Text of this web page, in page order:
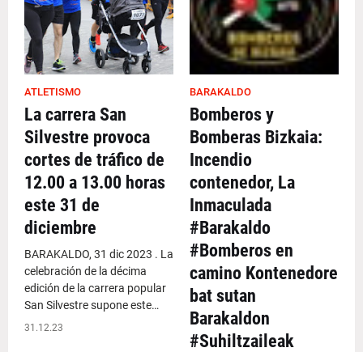
ATLETISMO
La carrera San
Silvestre provoca
cortes de tráfico de
12.00 a 13.00 horas
este 31 de
diciembre
BARAKALDO, 31 dic 2023 . La
celebración de la décima
edición de la carrera popular
San Silvestre supone este…
31.12.23
BARAKALDO
Bomberos y
Bomberas Bizkaia:
Incendio
contenedor, La
Inmaculada
#Barakaldo
#Bomberos en
camino Kontenedore
bat sutan
Barakaldon
#Suhiltzaileak